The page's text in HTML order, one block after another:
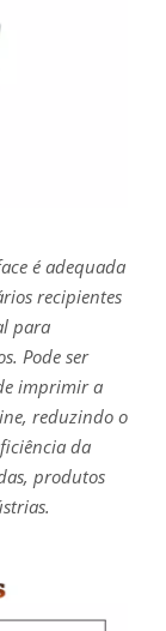
é adequada
recipientes
para
Pode ser
imprimir a
reduzindo o
da
produtos